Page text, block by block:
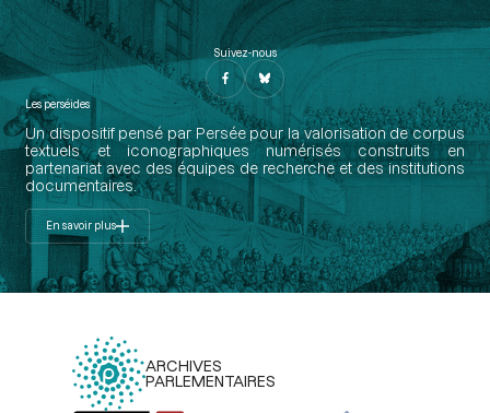
Suivez-nous
Les perséides
Un dispositif pensé par Persée pour la valorisation de corpus
textuels et iconographiques numérisés construits en
partenariat avec des équipes de recherche et des institutions
documentaires.
En savoir plus
ARCHIVES
PARLEMENTAIRES